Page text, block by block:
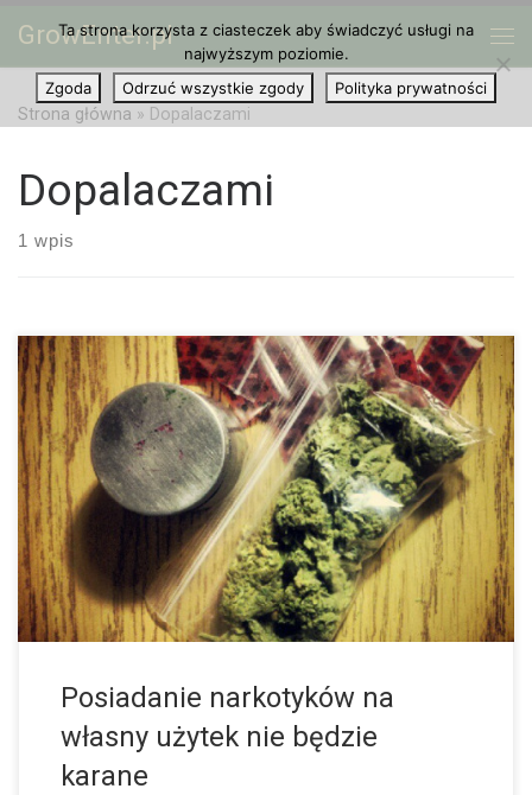
Przejdź do treści
GrowEnter.pl
Strona główna » Dopalaczami
Dopalaczami
1 wpis
Projekt nowelizacji ustawy o przeciwdziałaniu narkomanii, jaki
został właśnie przyjęty przez rząd przewiduje odstąpienie od
ścigania za posiadanie narkotyków przeznaczonych na własny
użytek. Oprócz tego projekt przewiduje również nowe przepisy,
[…]
Posiadanie narkotyków na
własny użytek nie będzie
karane
Ta strona korzysta z ciasteczek aby świadczyć usługi na
najwyższym poziomie.
Zgoda
Odrzuć wszystkie zgody Polityka prywatności